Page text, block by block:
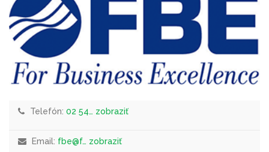
Telefón: 02 54… zobraziť
Email: fbe@f… zobraziť